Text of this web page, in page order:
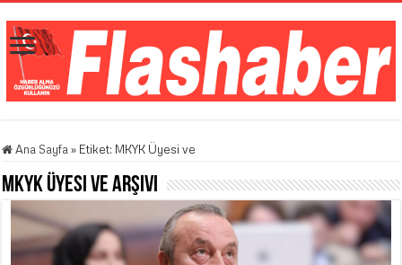
Ana Sayfa » Etiket: MKYK Üyesi ve
MKYK Üyesi veArşivi